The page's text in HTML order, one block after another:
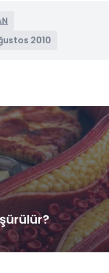
2010